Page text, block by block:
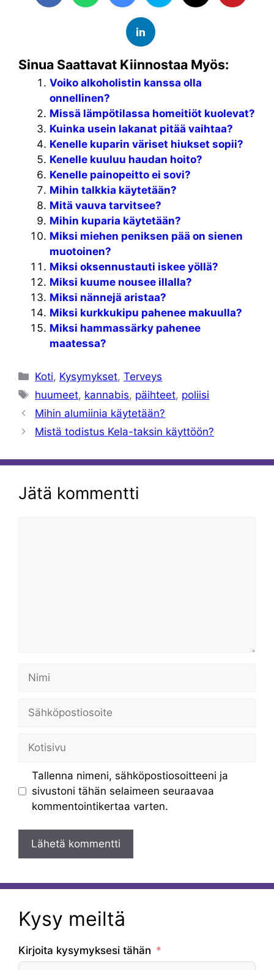
Sinua Saattavat Kiinnostaa Myös:
Voiko alkoholistin kanssa olla
onnellinen?
Missä lämpötilassa homeitiöt kuolevat?
Kuinka usein lakanat pitää vaihtaa?
Kenelle kuparin väriset hiukset sopii?
Kenelle kuuluu haudan hoito?
Kenelle painopeitto ei sovi?
Mihin talkkia käytetään?
Mitä vauva tarvitsee?
Mihin kuparia käytetään?
Miksi miehen peniksen pää on sienen
muotoinen?
Miksi oksennustauti iskee yöllä?
Miksi kuume nousee illalla?
Miksi nännejä aristaa?
Miksi kurkkukipu pahenee makuulla?
Miksi hammassärky pahenee
maatessa?
Kategoriat
Koti, Kysymykset,Terveys
Avainsanat
huumeet, kannabis, päihteet, poliisi
Mihin alumiinia käytetään?
Mistä todistus Kela-taksin käyttöön?
Jätä kommentti
Tallenna nimeni, sähköpostiosoitteeni ja
sivustoni tähän selaimeen seuraavaa
kommentointikertaa varten.
Kysy meiltä
Kirjoita kysymyksesi tähän